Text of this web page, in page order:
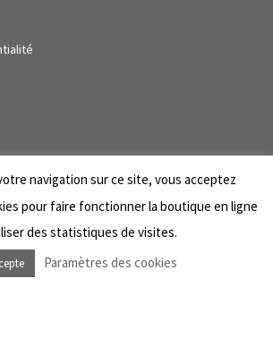
navigation sur ce site, vous acceptez
pour faire fonctionner la boutique en ligne
des statistiques de visites.
Paramètres des cookies